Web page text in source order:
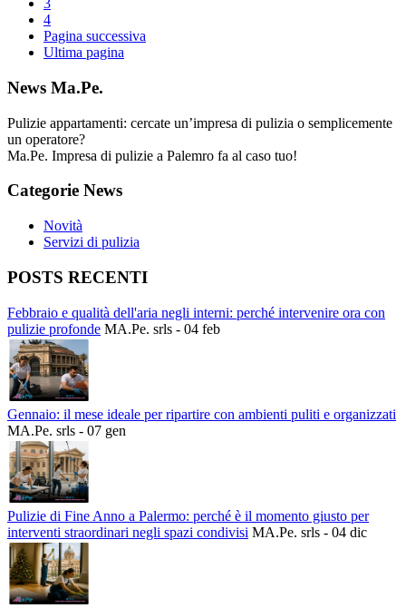
3
4
Pagina successiva
Ultima pagina
News Ma.Pe.
Pulizie appartamenti: cercate un’impresa di pulizia o semplicemente
un operatore?
Ma.Pe. Impresa di pulizie a Palemro fa al caso tuo!
Categorie News
Novità
Servizi di pulizia
POSTS RECENTI
Febbraio e qualità dell'aria negli interni: perché intervenire ora con
pulizie profonde MA.Pe. srls - 04 feb
Gennaio: il mese ideale per ripartire con ambienti puliti e organizzati
MA.Pe. srls - 07 gen
Pulizie di Fine Anno a Palermo: perché è il momento giusto per
interventi straordinari negli spazi condivisi MA.Pe. srls - 04 dic